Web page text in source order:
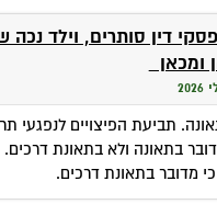
דין סותרים, וילד נכה
ומכאן
תביעת הפיצויים לנפגעי
בתאונה ולא בתאונת
מדובר בתאונת דרכים.